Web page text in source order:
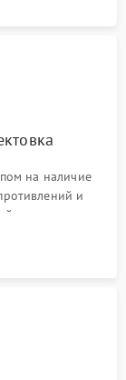
на наличие
и
питания,